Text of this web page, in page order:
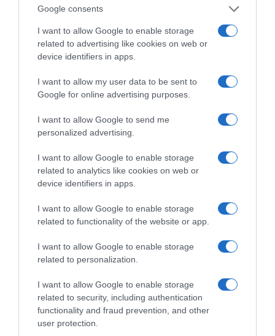
Google consents
I want to allow Google to enable storage
related to advertising like cookies on web or
device identifiers in apps.
I want to allow my user data to be sent to
Google for online advertising purposes.
I want to allow Google to send me
personalized advertising.
I want to allow Google to enable storage
related to analytics like cookies on web or
device identifiers in apps.
I want to allow Google to enable storage
related to functionality of the website or app.
I want to allow Google to enable storage
related to personalization.
I want to allow Google to enable storage
related to security, including authentication
functionality and fraud prevention, and other
user protection.
επομένων ημερών:
Κανονικός Αύγουστος
με δυνατούς βοριάδες
Κοινοποιήστε:
Facebook
LinkedIn
Tags: 2007-04-09
Η διαφθορά απειλεί και τη… ζωή μας